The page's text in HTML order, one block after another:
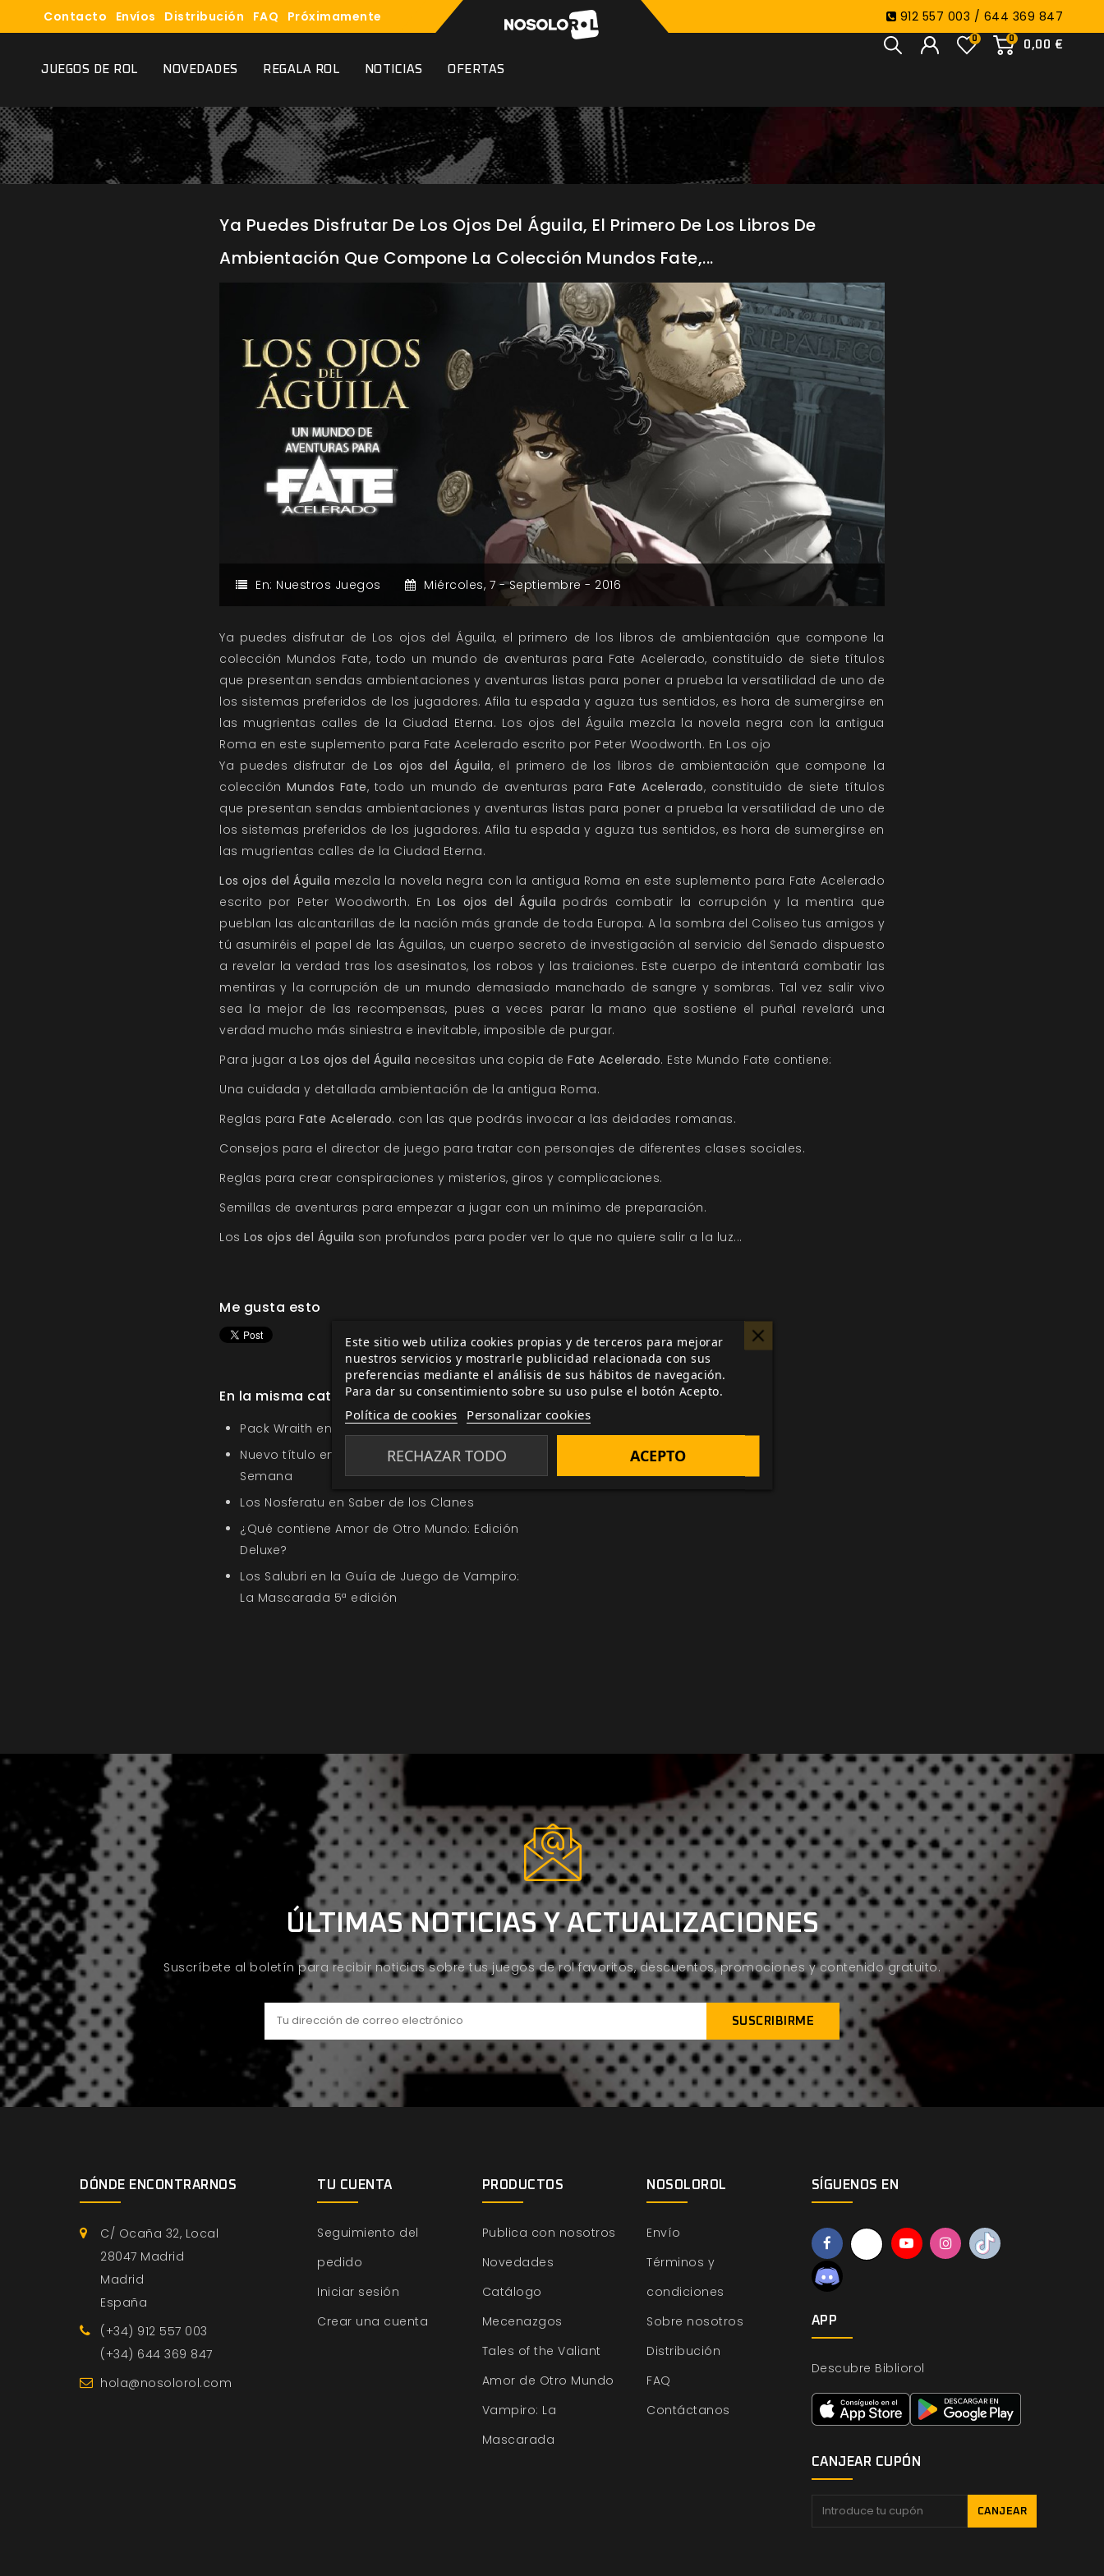
Contacto Envíos Distribución FAQ Próximamente 912 557 003 / 644 369 847
0
0,00 €
0
JUEGOS DE ROL NOVEDADES REGALA ROL NOTICIAS OFERTAS
Ya Puedes Disfrutar De Los Ojos Del Águila, El Primero De Los Libros De
Ambientación Que Compone La Colección Mundos Fate,...
En: Nuestros Juegos Miércoles, 7 -Septiembre - 2016
Ya puedes disfrutar de Los ojos del Águila, el primero de los libros de ambientación que compone la
colección Mundos Fate, todo un mundo de aventuras para Fate Acelerado, constituido de siete títulos
que presentan sendas ambientaciones y aventuras listas para poner a prueba la versatilidad de uno de
los sistemas preferidos de los jugadores. Afila tu espada y aguza tus sentidos, es hora de sumergirse en
las mugrientas calles de la Ciudad Eterna. Los ojos del Águila mezcla la novela negra con la antigua
Roma en este suplemento para Fate Acelerado escrito por Peter Woodworth. En Los ojo
Ya puedes disfrutar deLos ojos del Águila, el primero de los libros de ambientación que compone la
colecciónMundos Fate, todo un mundo de aventuras paraFate Acelerado, constituido de siete títulos
que presentan sendas ambientaciones y aventuras listas para poner a prueba la versatilidad de uno de
los sistemas preferidos de los jugadores. Afila tu espada y aguza tus sentidos, es hora de sumergirse en
las mugrientas calles de la Ciudad Eterna.
Los ojos del Águila mezcla la novela negra con la antigua Roma en este suplemento para Fate Acelerado
escrito por Peter Woodworth. EnLos ojos del Águila podrás combatir la corrupción y la mentira que
pueblan las alcantarillas de la nación más grande de toda Europa. A la sombra del Coliseo tus amigos y
tú asumiréis el papel de las Águilas, un cuerpo secreto de investigación al servicio del Senado dispuesto
a revelar la verdad tras los asesinatos, los robos y las traiciones. Este cuerpo de intentará combatir las
mentiras y la corrupción de un mundo demasiado manchado de sangre y sombras. Tal vez salir vivo
sea la mejor de las recompensas, pues a veces parar la mano que sostiene el puñal revelará una
verdad mucho más siniestra e inevitable, imposible de purgar.
Para jugar a Los ojos del Águila necesitas una copia de Fate Acelerado. Este Mundo Fate contiene:
Una cuidada y detallada ambientación de la antigua Roma.
Reglas para Fate Acelerado. con las que podrás invocar a las deidades romanas.
Consejos para el director de juego para tratar con personajes de diferentes clases sociales.
Reglas para crear conspiraciones y misterios, giros y complicaciones.
Semillas de aventuras para empezar a jugar con un mínimo de preparación.
Los Los ojos del Águila son profundos para poder ver lo que no quiere salir a la luz...
Me gusta esto
En la misma categoría
Pack Wraith en la Oferta de la Semana
Nuevo título en la sección Oferta de la
Semana
Los Nosferatu en Saber de los Clanes
¿Qué contiene Amor de Otro Mundo: Edición
Deluxe?
Los Salubri en la Guía de Juego de Vampiro:
La Mascarada 5ª edición
Relacionada por etiquetas
ÚLTIMAS NOTICIAS Y ACTUALIZACIONES
Suscríbete al boletín para recibir noticias sobre tus juegos de rol favoritos, descuentos, promociones y contenido gratuito.
DÓNDE ENCONTRARNOS
C/ Ocaña 32, Local
28047 Madrid
Madrid
España
(+34) 912 557 003
(+34) 644 369 847
hola@nosolorol.com
TU CUENTA
Seguimiento del
pedido
Iniciar sesión
Crear una cuenta
PRODUCTOS
Publica con nosotros
Novedades
Catálogo
Mecenazgos
Tales of the Valiant
Amor de Otro Mundo
Vampiro: La
Mascarada
NOSOLOROL
Envío
Términos y
condiciones
Sobre nosotros
Distribución
FAQ
Contáctanos
SÍGUENOS EN
Este sitio web utiliza cookies propias y de terceros para mejorar
nuestros servicios y mostrarle publicidad relacionada con sus
preferencias mediante el análisis de sus hábitos de navegación.
Para dar su consentimiento sobre su uso pulse el botón Acepto.
Política de cookies Personalizar cookies
RECHAZAR TODO ACEPTO
APP
Descubre Bibliorol
CANJEAR CUPÓN
CANJEAR